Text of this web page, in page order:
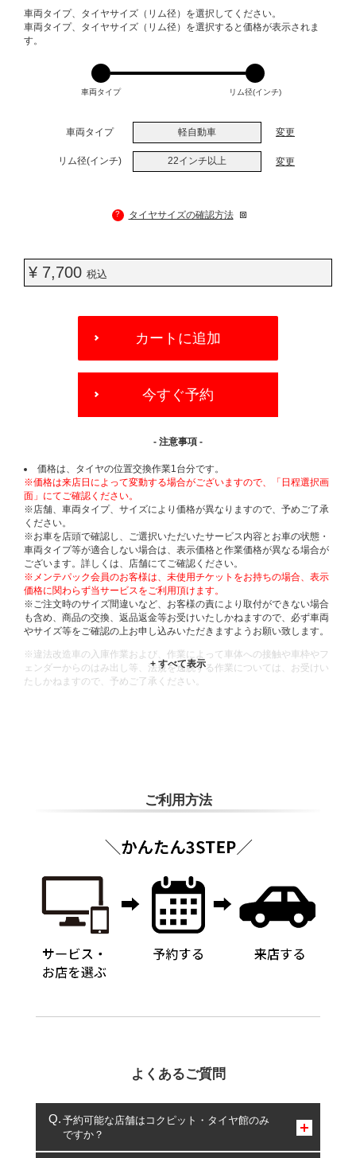
VARIATIONS
車両タイプ、タイヤサイズ（リム径）を選択してください。
車両タイプ、タイヤサイズ（リム径）を選択すると価格が表示されま
す。
車両タイプ リム径(インチ)
車両タイプ 軽自動車 変更
リム径(インチ) 22インチ以上 変更
? タイヤサイズの確認方法
¥ 7,700 税込
OPTIONS
カートに追加
今すぐ予約
- 注意事項 -
価格は、タイヤの位置交換作業1台分です。
※価格は来店日によって変動する場合がございますので、「日程選択画
面」にてご確認ください。
※店舗、車両タイプ、サイズにより価格が異なりますので、予めご了承
ください。
※お車を店頭で確認し、ご選択いただいたサービス内容とお車の状態・
車両タイプ等が適合しない場合は、表示価格と作業価格が異なる場合が
ございます。詳しくは、店舗にてご確認ください。
※メンテパック会員のお客様は、未使用チケットをお持ちの場合、表示
価格に関わらず当サービスをご利用頂けます。
※ご注文時のサイズ間違いなど、お客様の責により取付ができない場合
も含め、商品の交換、返品返金等お受けいたしかねますので、必ず車両
やサイズ等をご確認の上お申し込みいただきますようお願い致します。
※違法改造車の入庫作業および、作業によって車体への接触や車枠やフ
ェンダーからのはみ出し等、法規を逸脱する作業については、お受けい
たしかねますので、予めご了承ください。
ご利用方法
よくあるご質問
予約可能な店舗はコクピット・タイヤ館のみ
ですか？